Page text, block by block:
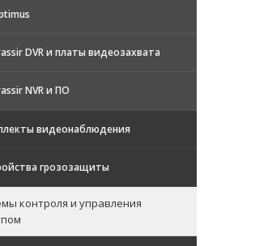
DVR и платы видеозахвата
NVR и ПО
видеонаблюдения
грозозащиты
контроля и управления